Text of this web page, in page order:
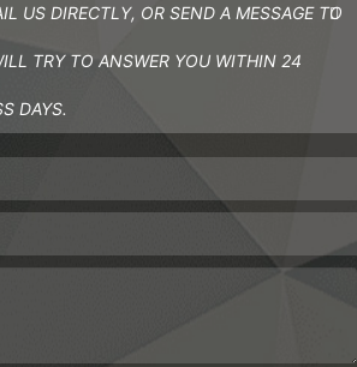
US DIRECTLY, OR SEND A MESSAGE TO
TRY TO ANSWER YOU WITHIN 24
DAYS.